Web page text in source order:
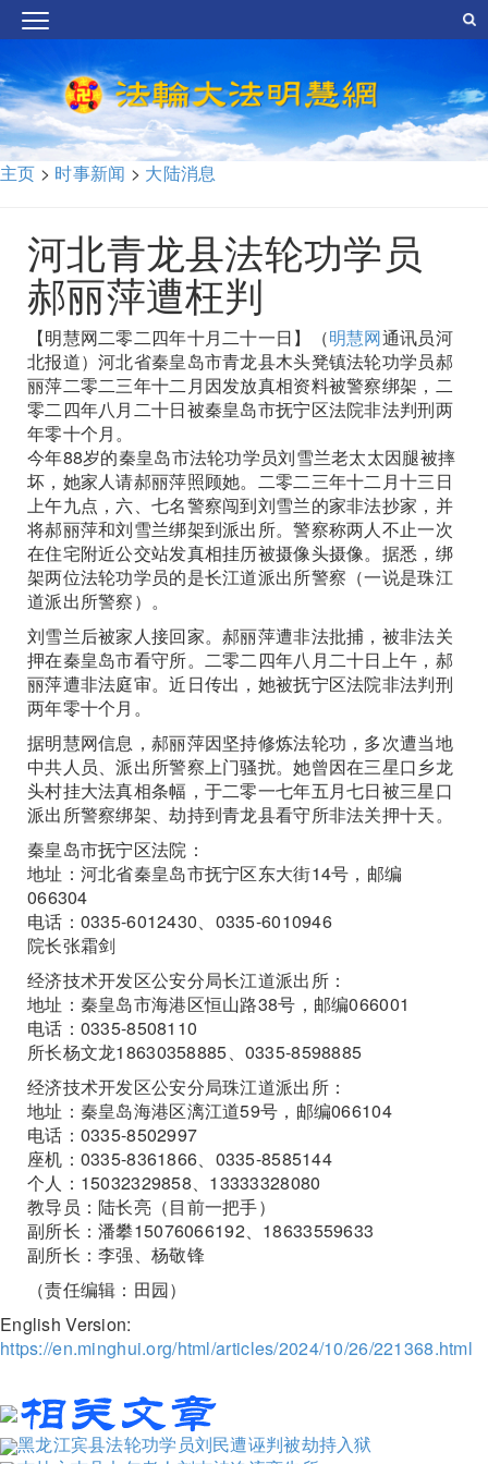
主页 > 时事新闻 > 大陆消息
河北青龙县法轮功学员
郝丽萍遭枉判
【明慧网二零二四年十月二十一日】（明慧网通讯员河
北报道）河北省秦皇岛市青龙县木头凳镇法轮功学员郝
丽萍二零二三年十二月因发放真相资料被警察绑架，二
零二四年八月二十日被秦皇岛市抚宁区法院非法判刑两
年零十个月。
今年88岁的秦皇岛市法轮功学员刘雪兰老太太因腿被摔
坏，她家人请郝丽萍照顾她。二零二三年十二月十三日
上午九点，六、七名警察闯到刘雪兰的家非法抄家，并
将郝丽萍和刘雪兰绑架到派出所。警察称两人不止一次
在住宅附近公交站发真相挂历被摄像头摄像。据悉，绑
架两位法轮功学员的是长江道派出所警察（一说是珠江
道派出所警察）。
刘雪兰后被家人接回家。郝丽萍遭非法批捕，被非法关
押在秦皇岛市看守所。二零二四年八月二十日上午，郝
丽萍遭非法庭审。近日传出，她被抚宁区法院非法判刑
两年零十个月。
据明慧网信息，郝丽萍因坚持修炼法轮功，多次遭当地
中共人员、派出所警察上门骚扰。她曾因在三星口乡龙
头村挂大法真相条幅，于二零一七年五月七日被三星口
派出所警察绑架、劫持到青龙县看守所非法关押十天。
秦皇岛市抚宁区法院：
地址：河北省秦皇岛市抚宁区东大街14号，邮编
066304
电话：0335-6012430、0335-6010946
院长张霜剑
经济技术开发区公安分局长江道派出所：
地址：秦皇岛市海港区恒山路38号，邮编066001
电话：0335-8508110
所长杨文龙18630358885、0335-8598885
经济技术开发区公安分局珠江道派出所：
地址：秦皇岛海港区漓江道59号，邮编066104
电话：0335-8502997
座机：0335-8361866、0335-8585144
个人：15032329858、13333328080
教导员：陆长亮（目前一把手）
副所长：潘攀15076066192、18633559633
副所长：李强、杨敬锋
（责任编辑：田园）
English Version:
https://en.minghui.org/html/articles/2024/10/26/221368.html
黑龙江宾县法轮功学员刘民遭诬判被劫持入狱